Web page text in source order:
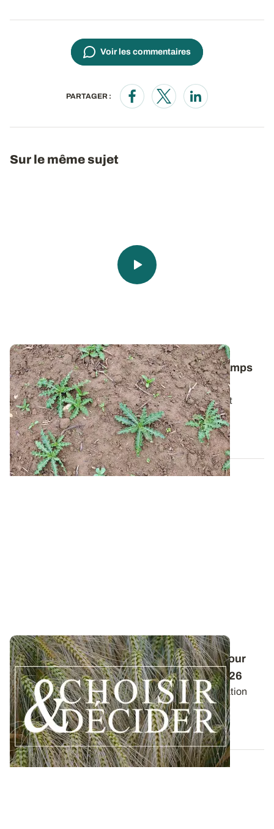
Voir les commentaires
PARTAGER :
Opens in a new window
Opens in a new window
Opens in a new
Sur le même sujet
Comment lutter contre le chardon des champs
dans les céréales ?
Pour bien gérer cette plante vivace particulièrement
tenace, il faut avant tout comprendre...
06 AOÛT 2026
Conduite des orges d'hiver : des guides pour
réussir ses interventions au printemps 2026
Retrouvez les préconisations en matière de fertilisation
azotée et de protection des orges...
12 DÉC. 2025